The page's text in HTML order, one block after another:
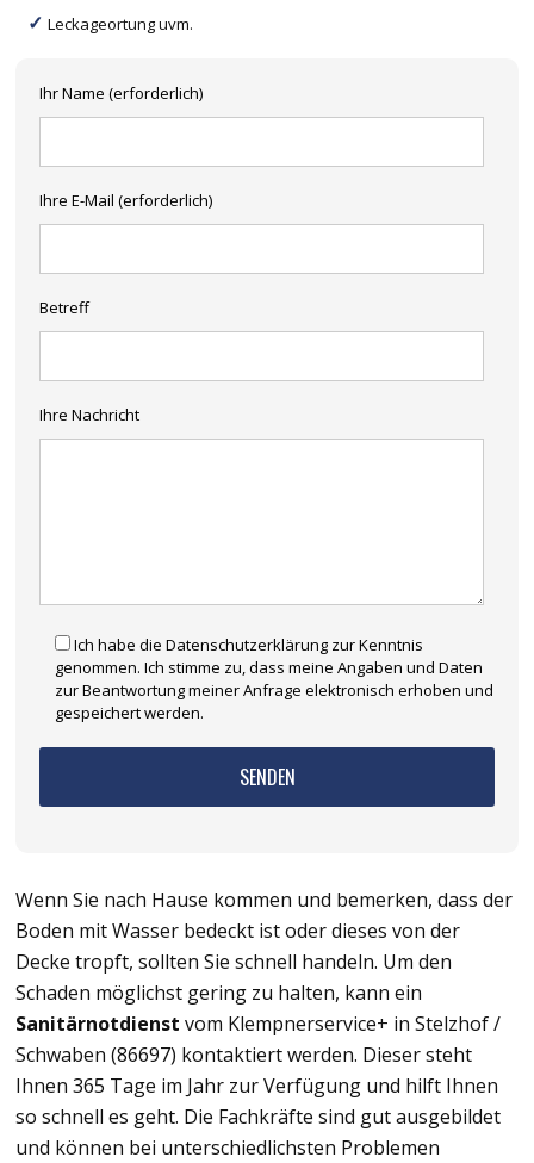
Leckageortung uvm.
Ihr Name (erforderlich)
Ihre E-Mail (erforderlich)
Betreff
Ihre Nachricht
Ich habe die Datenschutzerklärung zur Kenntnis
genommen. Ich stimme zu, dass meine Angaben und Daten
zur Beantwortung meiner Anfrage elektronisch erhoben und
gespeichert werden.
Wenn Sie nach Hause kommen und bemerken, dass der
Boden mit Wasser bedeckt ist oder dieses von der
Decke tropft, sollten Sie schnell handeln. Um den
Schaden möglichst gering zu halten, kann ein
Sanitärnotdienst vom Klempnerservice+ in Stelzhof /
Schwaben (86697) kontaktiert werden. Dieser steht
Ihnen 365 Tage im Jahr zur Verfügung und hilft Ihnen
so schnell es geht. Die Fachkräfte sind gut ausgebildet
und können bei unterschiedlichsten Problemen